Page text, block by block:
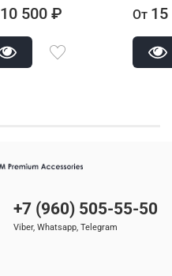
10 500 ₽ От
+7 (960) 505-55-50
Viber, Whatsapp, Telegram